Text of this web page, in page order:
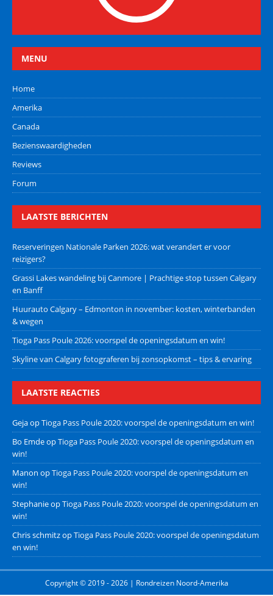
MENU
Home
Amerika
Canada
Bezienswaardigheden
Reviews
Forum
LAATSTE BERICHTEN
Reserveringen Nationale Parken 2026: wat verandert er voor
reizigers?
Grassi Lakes wandeling bij Canmore | Prachtige stop tussen Calgary
en Banff
Huurauto Calgary – Edmonton in november: kosten, winterbanden
& wegen
Tioga Pass Poule 2026: voorspel de openingsdatum en win!
Skyline van Calgary fotograferen bij zonsopkomst – tips & ervaring
LAATSTE REACTIES
GejaopTioga Pass Poule 2020: voorspel de openingsdatum en win!
Bo EmdeopTioga Pass Poule 2020: voorspel de openingsdatum en
win!
Manon opTioga Pass Poule 2020: voorspel de openingsdatum en
win!
StephanieopTioga Pass Poule 2020: voorspel de openingsdatum en
win!
Chris schmitzopTioga Pass Poule 2020: voorspel de openingsdatum
en win!
Copyright © 2019 - 2026 | Rondreizen Noord-Amerika